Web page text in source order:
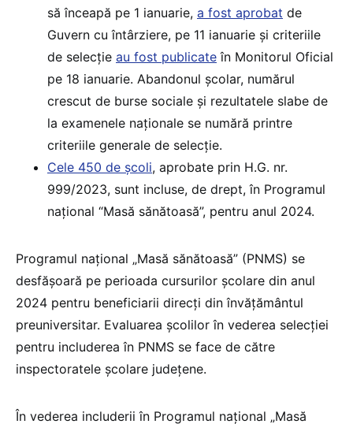
să înceapă pe 1 ianuarie, a fost aprobat de
Guvern cu întârziere, pe 11 ianuarie și criteriile
de selecție au fost publicate în Monitorul Oficial
pe 18 ianuarie. Abandonul școlar, numărul
crescut de burse sociale și rezultatele slabe de
la examenele naționale se numără printre
criteriile generale de selecție.
Cele 450 de școli, aprobate prin H.G. nr.
999/2023, sunt incluse, de drept, în Programul
național “Masă sănătoasă”, pentru anul 2024.
Programul național „Masă sănătoasă” (PNMS) se
desfăşoară pe perioada cursurilor şcolare din anul
2024 pentru beneficiarii direcți din învăţământul
preuniversitar. Evaluarea școlilor în vederea selecției
pentru includerea în PNMS se face de către
inspectoratele şcolare județene.
În vederea includerii în Programul național „Masă